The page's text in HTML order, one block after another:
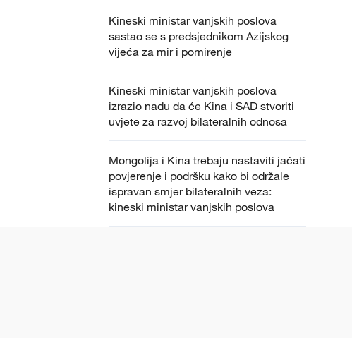
Kineski ministar vanjskih poslova
sastao se s predsjednikom Azijskog
vijeća za mir i pomirenje
Kineski ministar vanjskih poslova
izrazio nadu da će Kina i SAD stvoriti
uvjete za razvoj bilateralnih odnosa
Mongolija i Kina trebaju nastaviti jačati
povjerenje i podršku kako bi održale
ispravan smjer bilateralnih veza:
kineski ministar vanjskih poslova